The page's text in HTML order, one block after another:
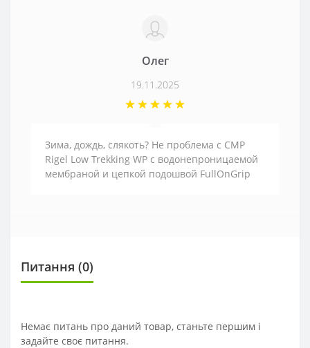
Олег
19.11.2025
Зима, дождь, слякоть? Не проблема с CMP
Rigel Low Trekking WP с водонепроницаемой
мембраной и цепкой подошвой FullOnGrip
Питання (0)
Немає питань про даний товар, станьте першим і
задайте своє питання.